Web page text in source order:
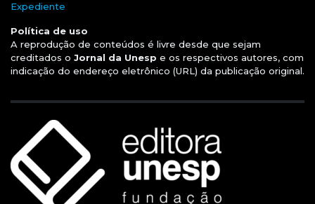
Expediente
Política de uso
A reprodução de conteúdos é livre desde que sejam
creditados o Jornal da Unesp e os respectivos autores, com
indicação do endereço eletrônico (URL) da publicação original.